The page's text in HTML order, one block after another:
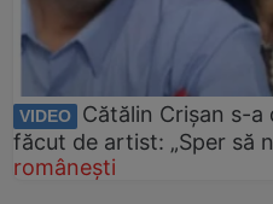
VIDEO
Cătălin Crișan s-
făcut de artist: „Sper să
românești